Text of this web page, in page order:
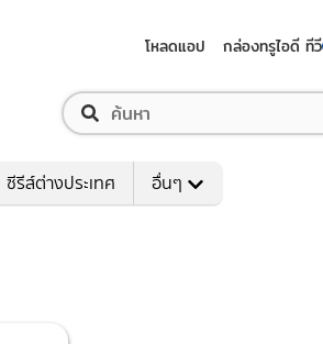
โหลดแอป กล่องทรูไอดี ทีวี
ซีรีส์ต่างประเทศ อื่นๆ